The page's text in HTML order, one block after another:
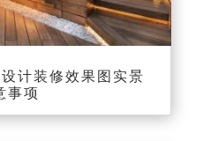
计装修效果图实景
事项